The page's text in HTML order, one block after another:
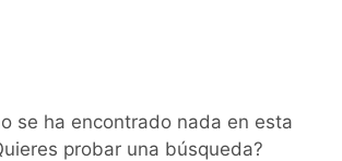
se ha encontrado nada en esta
probar una búsqueda?